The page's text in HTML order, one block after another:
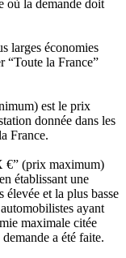
où la demande doit
larges économies
“Toute la France”
est le prix
donnée dans les
France.
(prix maximum)
établissant une
et la plus basse
ayant
maximale citée
a été faite.